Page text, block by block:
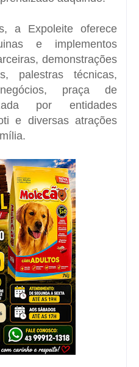
a Expoleite oferece
e implementos
demonstrações
palestras técnicas,
praça de
por entidades
e diversas atrações